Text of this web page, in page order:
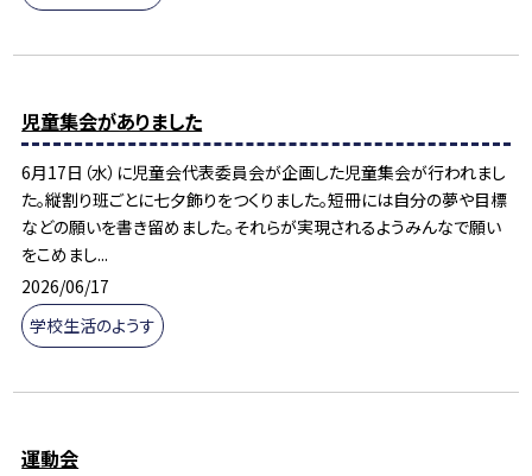
児童集会がありました
6月17日（水）に児童会代表委員会が企画した児童集会が行われまし
た。縦割り班ごとに七夕飾りをつくりました。短冊には自分の夢や目標
などの願いを書き留めました。それらが実現されるようみんなで願い
をこめまし...
2026/06/17
学校生活のようす
運動会